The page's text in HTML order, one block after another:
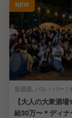
NEW
【大人の大衆酒
給30万〜＊ディナ